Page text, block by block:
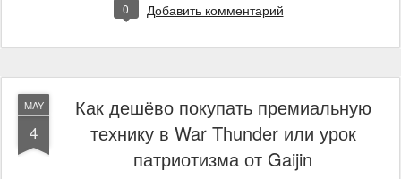
0 Добавить комментарий
MAY
4
Как дешёво покупать премиальную
технику в War Thunder или урок
патриотизма от Gaijin